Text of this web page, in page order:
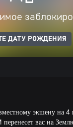
ДАТУ РОЖДЕНИЯ
экшену на
вас на